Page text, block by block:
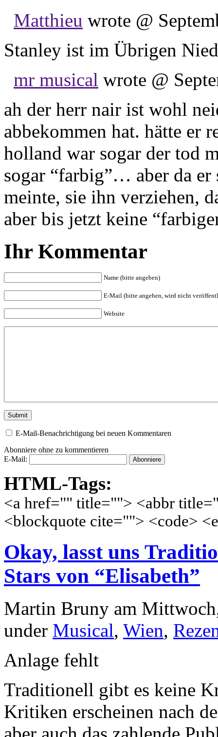
Matthieu wrote @
Stanley ist im Übrigen
mr musical wrote @
ah der herr nair ist wohl
abbekommen hat. hätte er
holland war sogar der tod
sogar “farbig”… aber da
meinte, sie ihn verziehen,
aber bis jetzt keine
Ihr Kommentar
Name (bitte angeben)
E-Mail (bitte angeben, wird nicht
Website
E-Mail-Benachrichtigung bei neuen Kommentaren
Abonniere ohne zu kommentieren
E-Mail:
HTML-Tags:
<a href="" title=""> <abbr
<blockquote cite=""> <code>
Okay, lasst uns
Stars von “Elisabeth”
Martin Bruny am
under Musical, Wien,
Anlage fehlt
Traditionell gibt es keine
Kritiken erscheinen nach